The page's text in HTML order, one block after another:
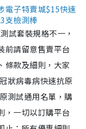
電子特賣城$15快速
支檢測棒
試套裝規格不一，
前請留意售賣平台
條款及細則，大家
狀病毒病快速抗原
測試通用名單，購
，一切以訂購平台